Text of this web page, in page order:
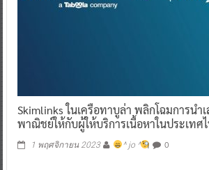
Skimlinks ในเครือทาบูล่า พลิกโฉมการนำเ
พาณิชย์ให้กับผู้ให้บริการเนื้อหาในประเทศ
1 พฤศจิกายน 2023 ^ jo ^ 0